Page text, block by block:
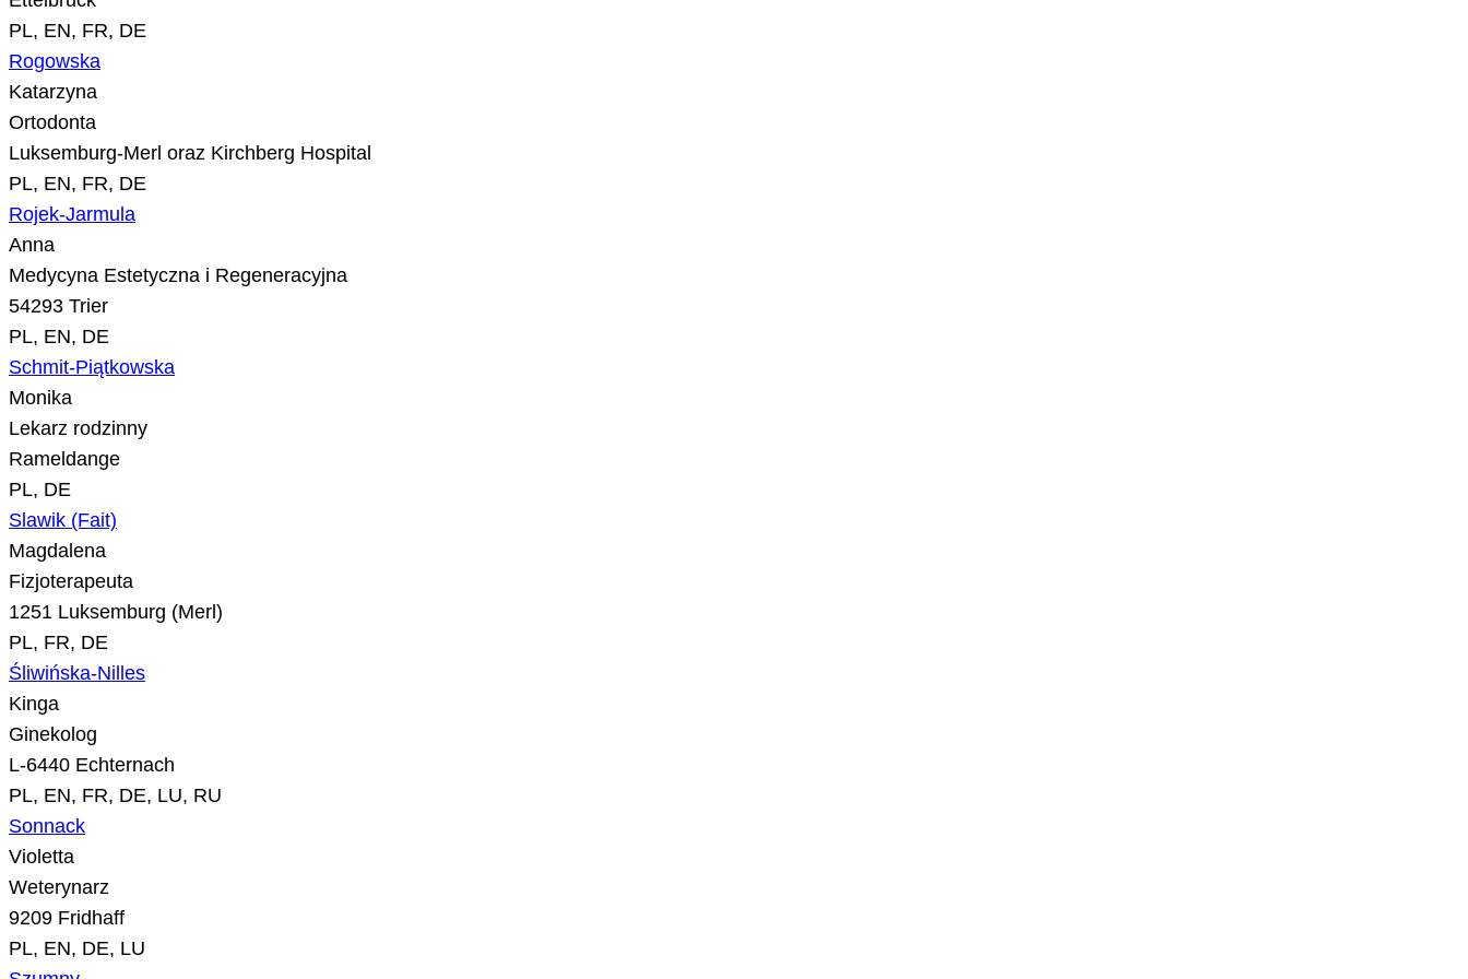
PL, EN, FR, DE
Rogowska
Katarzyna
Ortodonta
Luksemburg-Merl oraz Kirchberg Hospital
PL, EN, FR, DE
Rojek-Jarmula
Anna
Medycyna Estetyczna i Regeneracyjna
54293 Trier
PL, EN, DE
Schmit-Piątkowska
Monika
Lekarz rodzinny
Rameldange
PL, DE
Slawik (Fait)
Magdalena
Fizjoterapeuta
1251 Luksemburg (Merl)
PL, FR, DE
Śliwińska-Nilles
Kinga
Ginekolog
L-6440 Echternach
PL, EN, FR, DE, LU, RU
Sonnack
Violetta
Weterynarz
9209 Fridhaff
PL, EN, DE, LU